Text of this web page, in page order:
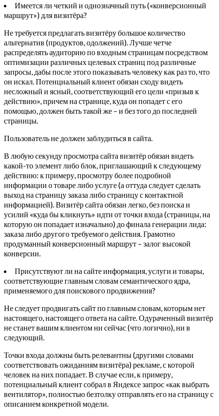
Имеется ли четкий и однозначный путь («конверсионный
маршрут») для визитёра?
Не требуется предлагать визитёру большое количество
альтернатив (продуктов, одолжений). Лучше четче
распределять аудиторию по входным страницам посредством
оптимизации различных целевых страниц под различные
запросы, дабы после этого показывать человеку как раз то, что
он искал. Потенциальный клиент обязан сходу видеть
несложный и ясный, соответствующий его цели «призыв к
действию», причем на странице, куда он попадет с его
помощью, должен быть такой же – и без того до последней
страницы.
Пользователь не должен заблудиться в сайта.
В любую секунду просмотра сайта визитёр обязан видеть
какой-то элемент либо блок, приглашающий к следующему
действию: к примеру, просмотру более подробной
информации о товаре либо услуге (а оттуда следует сделать
выход на страницу заказа либо страницу с контактной
информацией). Визитёр сайта обязан легко, без поиска и
усилий «куда бы кликнуть» идти от точки входа (страницы, на
которую он попадает изначально) до финала генерации лида:
заказа либо другого требуемого действия. Грамотно
продуманный конверсионный маршрут – залог высокой
конверсии.
Присутствуют ли на сайте информация, услуги и товары,
соответствующие главным словам семантического ядра,
применяемого для поискового продвижения?
Не следует продвигать сайт по главным словам, которым нет
настоящего, настоящего ответа на сайте. Одураченный визитёр
не станет вашим клиентом ни сейчас (что логично), ни в
следующий.
Точки входа должны быть релевантны (другими словами
соответствовать ожиданиям визитёра) рекламе, с которой
человек на них попадает. В случае если, к примеру,
потенциальный клиент собрал в Яндексе запрос «как выбрать
вентилятор», полностью безтолку отправлять его на страницу с
описанием конкретной модели.